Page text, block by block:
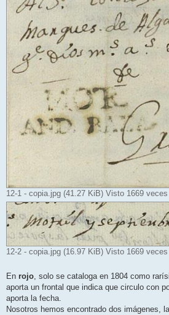
12-1 - copia.jpg (41.27 KiB) Visto 1669 veces
12-2 - copia.jpg (16.97 KiB) Visto 1669 veces
En rojo, solo se cataloga en 1804 como
aporta un frontal que indica que circulo con
aporta la fecha.
Nosotros hemos encontrado dos imágenes,